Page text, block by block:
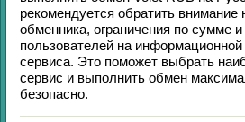
рекомендуется обратить внимание
обменника, ограничения по сумме
пользователей на
сервиса. Это поможет выбрать
сервис и выполнить обмен
безопасно.